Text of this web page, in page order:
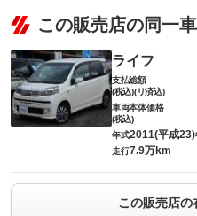
この販売店の同一
ライフ
支払総額
(税込)(リ済込)
車両本体価格
(税込)
年式2011(平成23)
走行7.9万km
この販売店の